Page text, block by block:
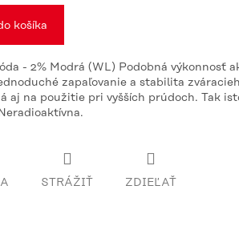
košíka
- 2% Modrá (WL) Podobná výkonnosť
zapaľovanie a stabilita
aj na použitie pri vyšších prúdoch. Tak
STRÁŽIŤ ZDIEĽAŤ